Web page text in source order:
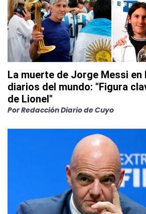
La muerte de Jorge Messi
diarios del mundo: "Figura
de Lionel"
PorRedacción Diario de Cuyo